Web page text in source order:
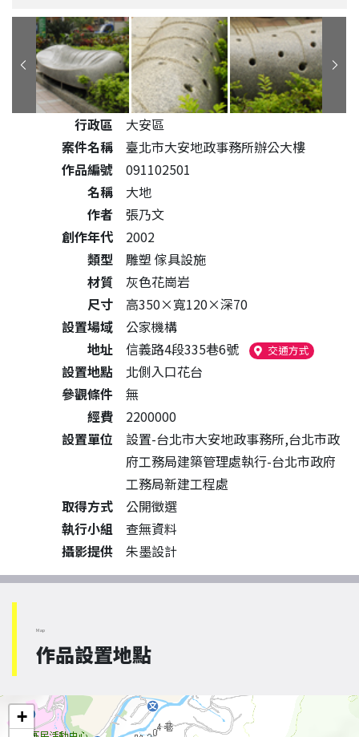
公共藝術作品詳細資料
行政區
大安區
案件名稱
臺北市大安地政事務所辦公大樓
作品編號
091102501
名稱
大地
作者
張乃文
創作年代
2002
類型
雕塑 傢具設施
材質
灰色花崗岩
尺寸
高350×寬120×深70
設置場域
公家機構
地址
信義路4段335巷6號 交通方式（另開新
設置地點
北側入口花台
參觀條件
無
經費
2200000
設置單位
設置-台北市大安地政事務所,台北市政
府工務局建築管理處執行-台北市政府
工務局新建工程處
取得方式
公開徵選
執行小組
查無資料
攝影提供
朱墨設計
Map
作品設置地點
+